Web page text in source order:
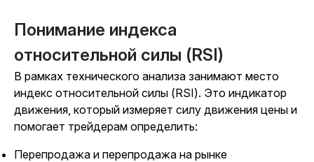
Понимание индекса
относительной силы (RSI)
В рамках технического анализа занимают место
индекс относительной силы (RSI). Это индикатор
движения, который измеряет силу движения цены и
помогает трейдерам определить:
Перепродажа и перепродажа на рынке